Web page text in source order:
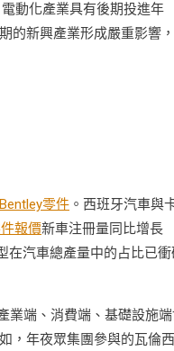
動化產業具有後期投進年
的新興產業形成嚴重影響
Bentley零件 。西班牙汽車與
報價新車注冊量同比增長
在汽車總產量中的占比已衝
業端、消費端、基礎設施
，年夜眾集團參與的瓦倫